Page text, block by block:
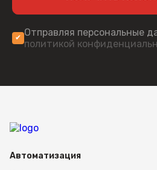
Отправляя персональные
политикой
Автоматизация